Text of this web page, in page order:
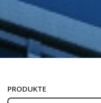
PRODUKTE